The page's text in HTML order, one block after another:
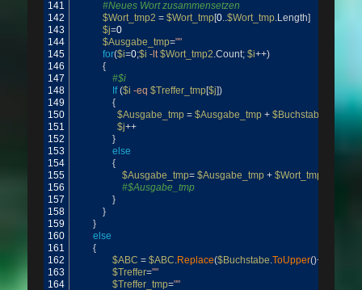
141
142
143
144
145
146
147
148
149
150
151
152
153
154
155
156
157
158
159
160
161
162
163
164
#Neues Wort zusammensetzen
$Wort_tmp2 = $Wort_tmp[0..$Wort_tmp.Length]
$j=0
$Ausgabe_tmp=""
for($i=0;$i -lt $Wort_tmp2.Count; $i++)
{
#$i
If ($i -eq $Treffer_tmp[$j])
{
$Ausgabe_tmp = $Ausgabe_tmp + $Buchstabe
$j++
}
else
{
$Ausgabe_tmp= $Ausgabe_tmp + $Wort_tmp2
#$Ausgabe_tmp
}
}
}
else
{
$ABC = $ABC.Replace($Buchstabe.ToUpper()+
$Treffer=""
$Treffer_tmp=""